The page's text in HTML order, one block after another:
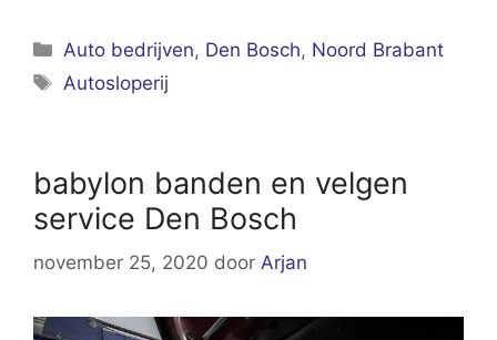
Categorieën
Auto bedrijven, Den Bosch, Noord Brabant
Tags
Autosloperij
babylon banden en velgen
service Den Bosch
november 25, 2020 door Arjan